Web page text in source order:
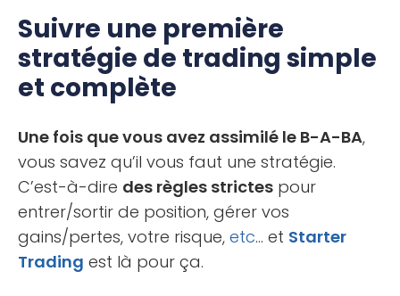
Suivre une première
stratégie de trading simple
et complète
Une fois que vous avez assimilé le B-A-BA,
vous savez qu’il vous faut une stratégie.
C’est-à-dire des règles strictes pour
entrer/sortir de position, gérer vos
gains/pertes, votre risque, etc… et Starter
Trading est là pour ça.